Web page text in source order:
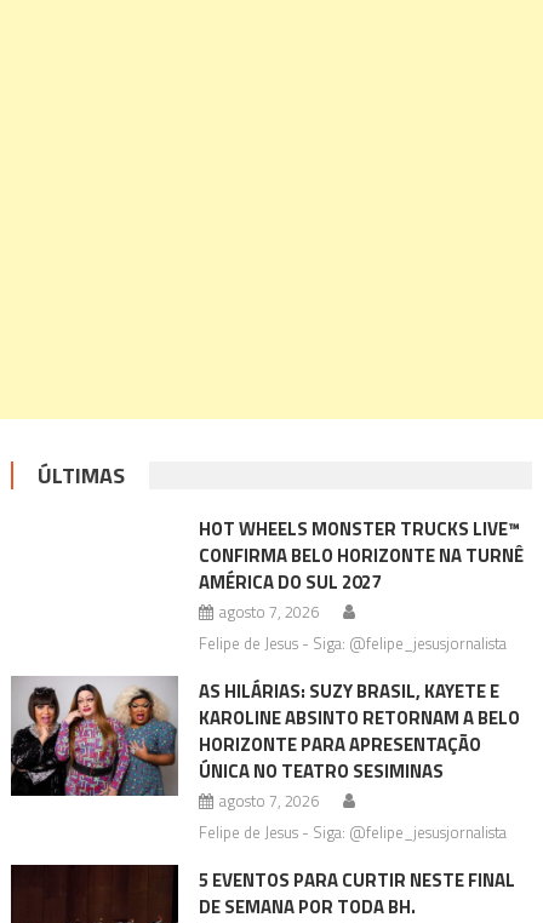
ÚLTIMAS
HOT WHEELS MONSTER TRUCKS LIVE™
CONFIRMA BELO HORIZONTE NA TURNÊ
AMÉRICA DO SUL 2027
agosto 7, 2026
Felipe de Jesus - Siga: @felipe_jesusjornalista
AS HILÁRIAS: SUZY BRASIL, KAYETE E
KAROLINE ABSINTO RETORNAM A BELO
HORIZONTE PARA APRESENTAÇÃO
ÚNICA NO TEATRO SESIMINAS
agosto 7, 2026
Felipe de Jesus - Siga: @felipe_jesusjornalista
5 EVENTOS PARA CURTIR NESTE FINAL
DE SEMANA POR TODA BH.